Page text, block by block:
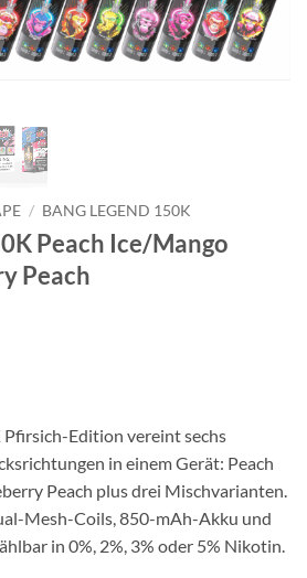
/ BANG LEGEND 150K
Peach Ice/Mango
Peach
Pfirsich-Edition vereint sechs
in einem Gerät: Peach
Peach plus drei Mischvarianten.
Mesh-Coils, 850-mAh-Akku und
in 0%, 2%, 3% oder 5% Nikotin.